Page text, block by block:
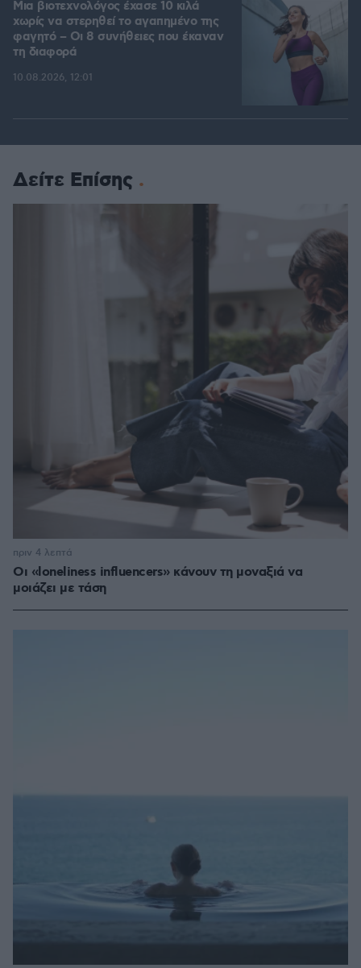
Μια βιοτεχνολόγος έχασε 10 κιλά
χωρίς να στερηθεί το αγαπημένο της
φαγητό – Οι 8 συνήθειες που έκαναν
τη διαφορά
10.08.2026, 12:01
Δείτε Επίσης
Οι «loneliness influencers» κάνουν τη μοναξιά να
μοιάζει με τάση
πριν 4 λεπτά